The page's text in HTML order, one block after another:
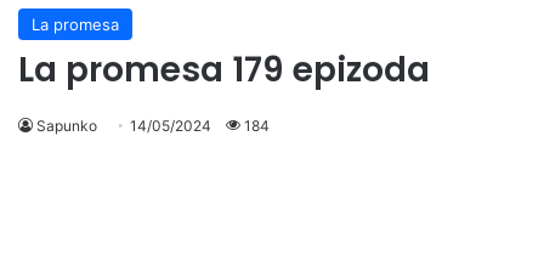
La promesa
La promesa 179 epizoda
Sapunko 14/05/2024 184